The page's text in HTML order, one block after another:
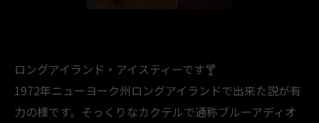
ロングアイランド・アイスティーです🍸️
1972年ニューヨーク州ロングアイランドで出来た説が有
力の様です。そっくりなカクテルで通称ブルーアディオ